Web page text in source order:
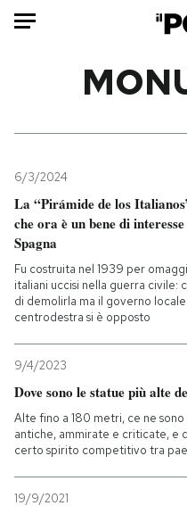
Mondo
Politica
Tecnologia
Scienza
Cultura
PODCAST
NEWSLETTER
6/3/2024
La “Pirámide de los
che ora è un bene di
Spagna
Fu costruita nel 1939 per
italiani uccisi nella guerra civile:
di demolirla ma il governo
centrodestra si è opposto
9/4/2023
Dove sono le statue più alte
Alte fino a 180 metri, ce ne
antiche, ammirate e criticate, e
certo spirito competitivo tra
19/9/2021